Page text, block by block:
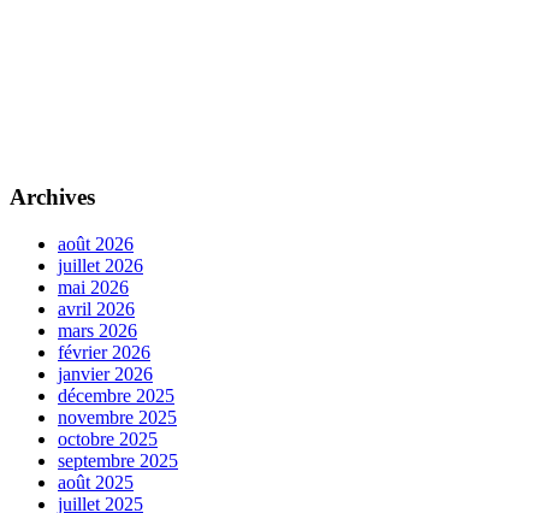
Archives
août 2026
juillet 2026
mai 2026
avril 2026
mars 2026
février 2026
janvier 2026
décembre 2025
novembre 2025
octobre 2025
septembre 2025
août 2025
juillet 2025